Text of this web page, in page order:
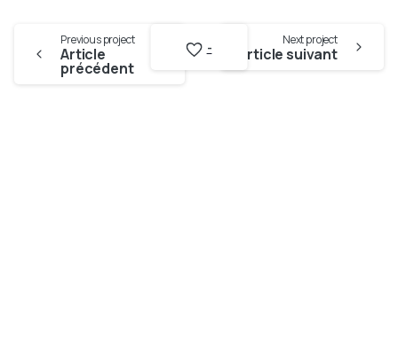
Reading
Previous project
Article
précédent
Next project
Article suivant
-